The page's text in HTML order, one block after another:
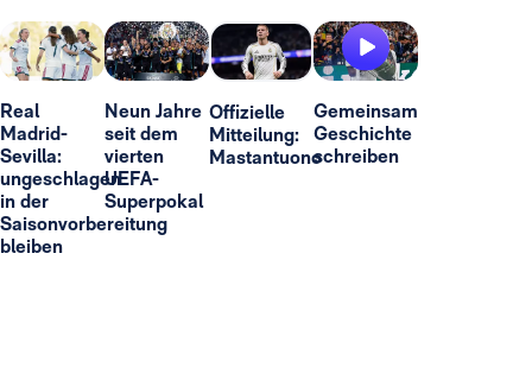
Real
Madrid-
Sevilla:
ungeschlagen
in der
Saisonvorbereitung
bleiben
Neun Jahre
seit dem
vierten
UEFA-
Superpokal
Offizielle
Mitteilung:
Mastantuono
Gemeinsam
Geschichte
schreiben